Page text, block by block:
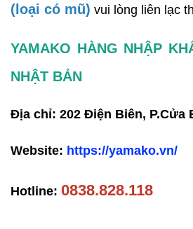
(loại có mũ) vui lòng liên lạc
YAMAKO HÀNG NHẬP
NHẬT BẢN
Địa chỉ: 202 Điện Biên, P.Cửa
Website: https://yamako.vn/
Hotline: 0838.828.118